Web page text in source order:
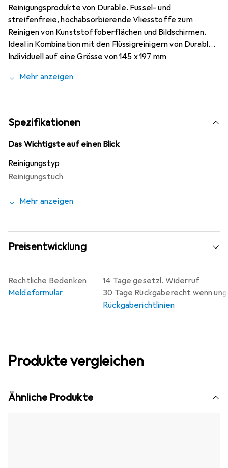
Reinigungsprodukte von Durable. Fussel- und
streifenfreie, hochabsorbierende Vliesstoffe zum
Reinigen von Kunststoffoberflächen und Bildschirmen.
Ideal in Kombination mit den Flüssigreinigern von Durable.
Individuell auf eine Grösse von 145 x 197 mm
Produkttyp - Geräte-Reinigungstücher trocken, Material
Breite - 145 mm, Höhe - 197 mm. Lieferumfang: Anzahl
der enthaltenen Produkte - 50 Stück.
Mehr anzeigen
Spezifikationen
Das Wichtigste auf einen Blick
Reinigungstyp
Reinigungstuch
Mehr anzeigen
Preisentwicklung
14 Tage gesetzl. Widerruf
30 Tage Rückgaberecht wenn
Rückgaberichtlinien
Rechtliche Bedenken
Meldeformular
Produkte vergleichen
Ähnliche Produkte